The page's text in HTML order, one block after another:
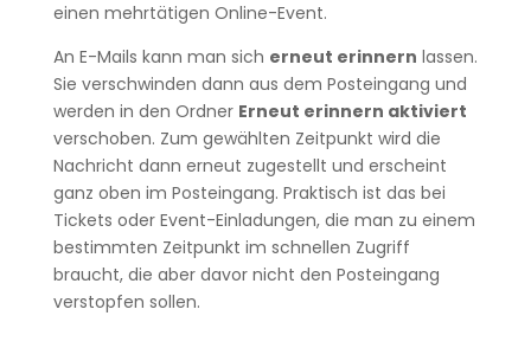
einen mehrtätigen Online-Event.
An E-Mails kann man sich erneut erinnern lassen.
Sie verschwinden dann aus dem Posteingang und
werden in den Ordner Erneut erinnern aktiviert
verschoben. Zum gewählten Zeitpunkt wird die
Nachricht dann erneut zugestellt und erscheint
ganz oben im Posteingang. Praktisch ist das bei
Tickets oder Event-Einladungen, die man zu einem
bestimmten Zeitpunkt im schnellen Zugriff
braucht, die aber davor nicht den Posteingang
verstopfen sollen.